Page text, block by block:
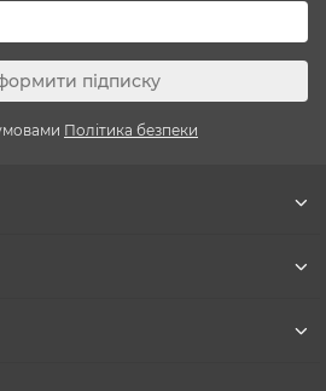
підписку
Політика безпеки